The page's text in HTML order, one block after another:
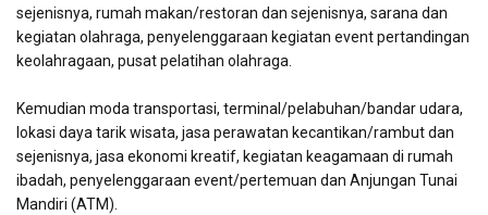
sejenisnya, rumah makan/restoran dan sejenisnya, sarana dan
kegiatan olahraga, penyelenggaraan kegiatan event pertandingan
keolahragaan, pusat pelatihan olahraga.
Kemudian moda transportasi, terminal/pelabuhan/bandar udara,
lokasi daya tarik wisata, jasa perawatan kecantikan/rambut dan
sejenisnya, jasa ekonomi kreatif, kegiatan keagamaan di rumah
ibadah, penyelenggaraan event/pertemuan dan Anjungan Tunai
Mandiri (ATM).